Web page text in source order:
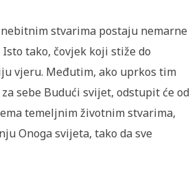
stvarima postaju nemarne
tako, čovjek koji stiže do
vjeru. Međutim, ako uprkos tim
sebe Budući svijet, odstupit će od
temeljnim životnim stvarima,
Onoga svijeta, tako da sve